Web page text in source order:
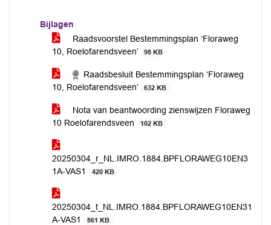
Bijlagen
Raadsvoorstel Bestemmingsplan ‘Floraweg
10, Roelofarendsveen’
98 KB
Raadsbesluit Bestemmingsplan ‘Floraweg
10, Roelofarendsveen’
632 KB
Nota van beantwoording zienswijzen Floraweg
10 Roelofarendsveen
102 KB
20250304_r_NL.IMRO.1884.BPFLORAWEG10EN3
1A-VAS1
420 KB
20250304_t_NL.IMRO.1884.BPFLORAWEG10EN31
A-VAS1
861 KB